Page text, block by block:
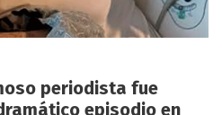
periodista fue
episodio en